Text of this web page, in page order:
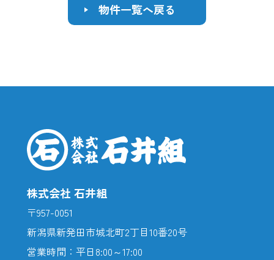
す
る
物件一覧へ戻る
株式会社 石井組
〒957-0051
新潟県新発田市城北町2丁目10番20号
営業時間：平日8:00～17:00